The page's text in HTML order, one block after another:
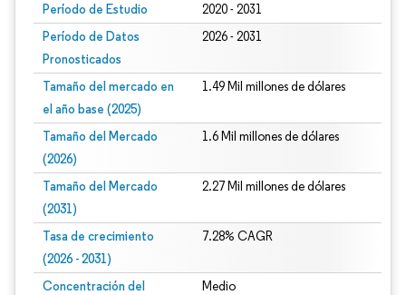
Período de Estudio 2020 - 2031
Período de Datos
Pronosticados
2026 - 2031
Tamaño del mercado en
el año base (2025)
1.49 Mil millones de dólares
Tamaño del Mercado
(2026)
1.6 Mil millones de dólares
Tamaño del Mercado
(2031)
2.27 Mil millones de dólares
Tasa de crecimiento
(2026 - 2031)
7.28% CAGR
Concentración del
Medio